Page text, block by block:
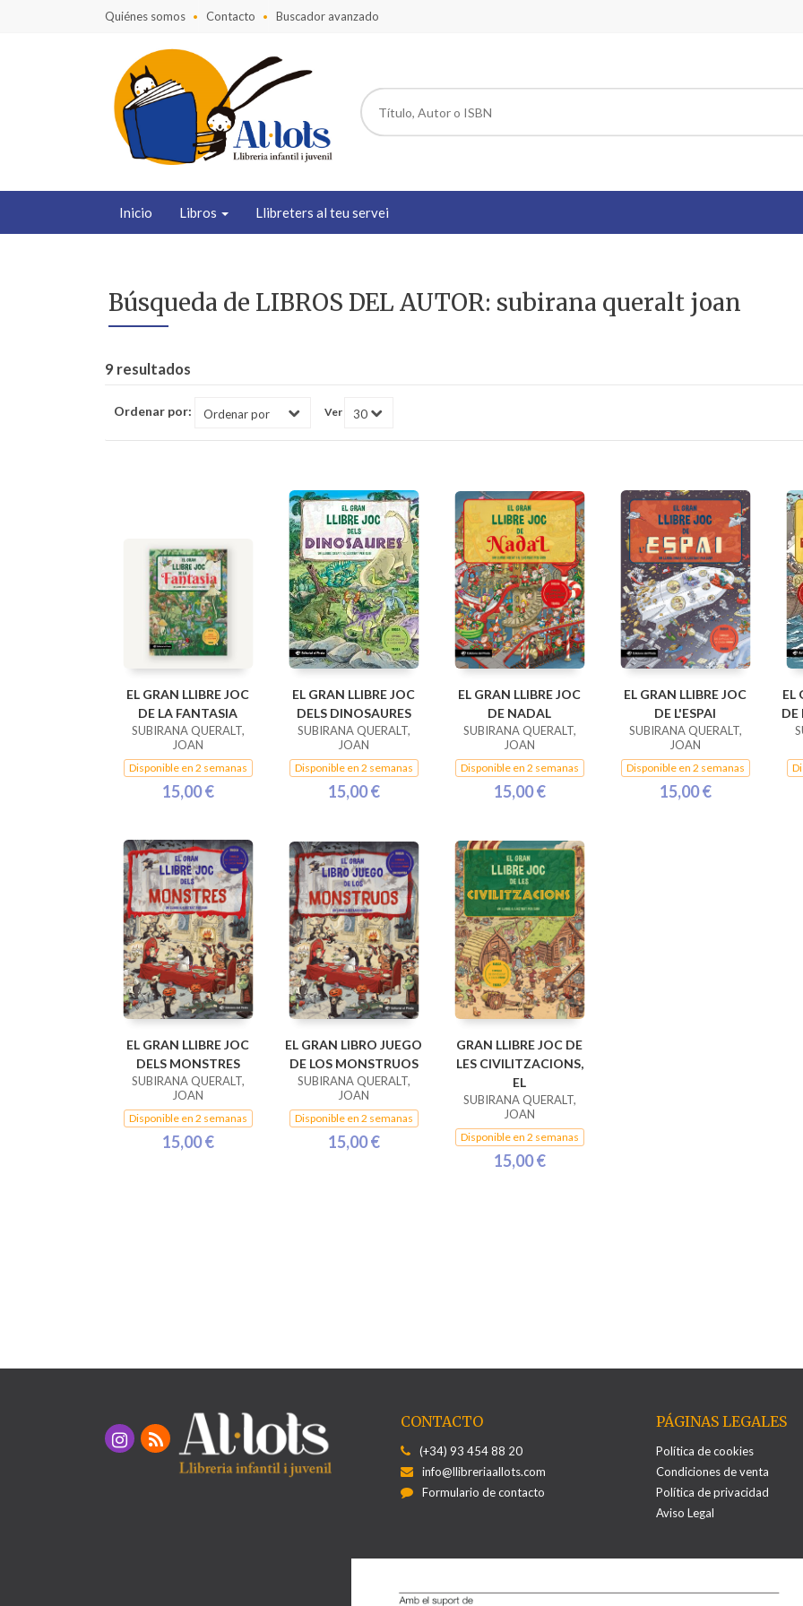
Quiénes somos Contacto Buscador avanzado
Inicio Libros Llibreters al teu servei
Búsqueda de LIBROS DEL AUTOR: subirana queralt joan
9 resultados
Ordenar por: Ver
EL GRAN LLIBRE JOC
DE LA FANTASIA
SUBIRANA QUERALT,
JOAN
Disponible en 2 semanas
15,00 €
EL GRAN LLIBRE JOC
DELS DINOSAURES
SUBIRANA QUERALT,
JOAN
Disponible en 2 semanas
15,00 €
EL GRAN LLIBRE JOC
DE NADAL
SUBIRANA QUERALT,
JOAN
Disponible en 2 semanas
15,00 €
EL GRAN LLIBRE JOC
DE L'ESPAI
SUBIRANA QUERALT,
JOAN
Disponible en 2 semanas
15,00 €
EL
DE
EL GRAN LLIBRE JOC
DELS MONSTRES
SUBIRANA QUERALT,
JOAN
Disponible en 2 semanas
15,00 €
EL GRAN LIBRO JUEGO
DE LOS MONSTRUOS
SUBIRANA QUERALT,
JOAN
Disponible en 2 semanas
15,00 €
GRAN LLIBRE JOC DE
LES CIVILITZACIONS,
EL
SUBIRANA QUERALT,
JOAN
Disponible en 2 semanas
15,00 €
CONTACTO
(+34) 93 454 88 20
info@llibreriaallots.com
Formulario de contacto
PÁGINAS LEGALES
Política de cookies
Condiciones de venta
Política de privacidad
Aviso Legal